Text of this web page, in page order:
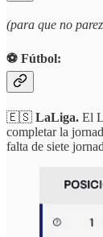
(para que no
⚽️ Fútbol:
🇪🇸 LaLiga. El
completar la
falta de siete